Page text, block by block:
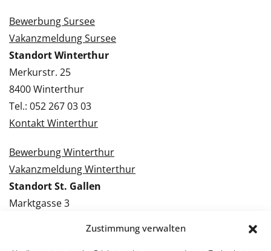
Zustimmung verwalten
Bewerbung Sursee
Vakanzmeldung Sursee
Standort Winterthur
Merkurstr. 25
8400 Winterthur
Tel.: 052 267 03 03
Kontakt Winterthur
Bewerbung Winterthur
Vakanzmeldung Winterthur
Standort St. Gallen
Marktgasse 3